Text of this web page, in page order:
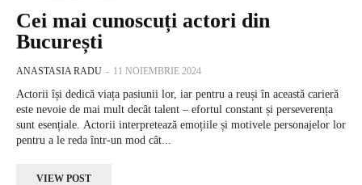
Cei mai cunoscuți actori din
București
ANASTASIA RADU - 11 NOIEMBRIE 2024
Actorii își dedică viața pasiunii lor, iar pentru a reuși în această carieră
este nevoie de mai mult decât talent – efortul constant și perseverența
sunt esențiale. Actorii interpretează emoțiile și motivele personajelor lor
pentru a le reda într-un mod cât...
VIEW POST